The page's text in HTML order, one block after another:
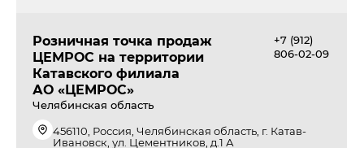
Розничная точка продаж
ЦЕМРОС на территории
Катавского филиала
АО «ЦЕМРОС»
Челябинская область
+7 (912)
806-02-09
456110, Россия, Челябинская область, г. Катав-
Ивановск, ул. Цементников, д.1 А